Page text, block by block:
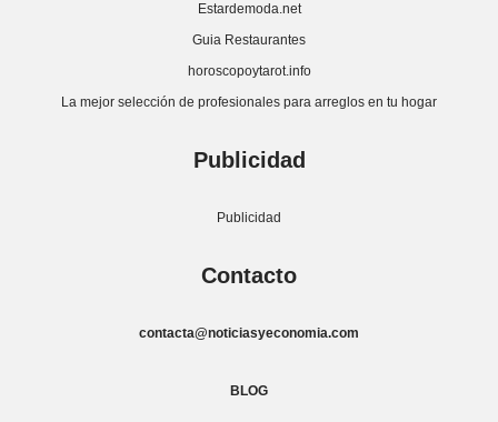
Estardemoda.net
Guia Restaurantes
horoscopoytarot.info
La mejor selección de profesionales para arreglos en tu hogar
Publicidad
Publicidad
Contacto
contacta@noticiasyeconomia.com
BLOG